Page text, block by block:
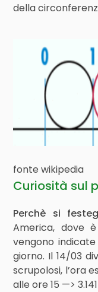
della
fonte wikipedia
Curiosità sul
Perchè si
America, dove
vengono
giorno. Il 14/03
scrupolosi, l’ora
alle ore 15 —>